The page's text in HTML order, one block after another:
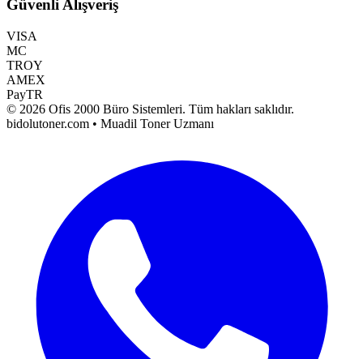
Güvenli Alışveriş
VISA
MC
TROY
AMEX
PayTR
© 2026 Ofis 2000 Büro Sistemleri. Tüm hakları saklıdır.
bidolutoner.com • Muadil Toner Uzmanı